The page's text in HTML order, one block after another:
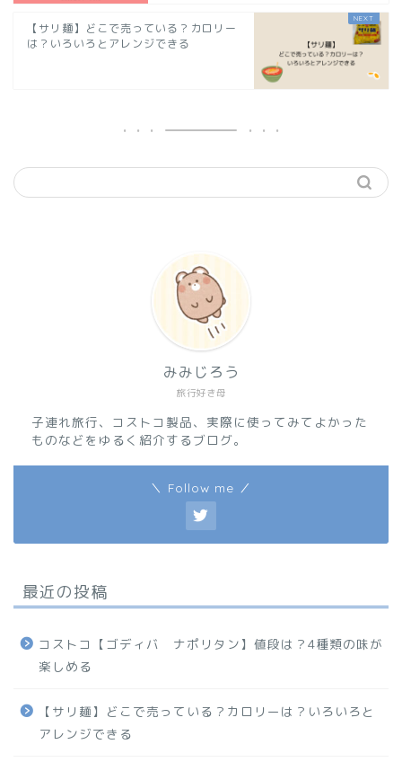
【サリ麺】どこで売っている？カロリー
は？いろいろとアレンジできる
旅行好き母
みみじろう
子連れ旅行、コストコ製品、実際に使ってみてよかった
ものなどをゆるく紹介するブログ。
＼ Follow me ／
最近の投稿
コストコ【ゴディバ ナポリタン】値段は？4種類の味が
楽しめる
【サリ麺】どこで売っている？カロリーは？いろいろと
アレンジできる